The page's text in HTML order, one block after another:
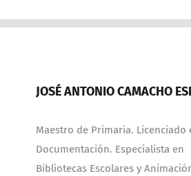
JOSÉ ANTONIO CAMACHO
Maestro de Primaria. Licenciado
Documentación. Especialista en
Bibliotecas Escolares y